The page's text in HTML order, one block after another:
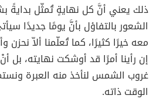
ذلك يعني أنَّ كل نهايةٍ تُمثّل بدايةً
الشعور بالتفاؤل بأنَّ يومًا جديدًا
معه خيرًا كثيرًا، كما تُعلّمنا ألاّ نحزن
إن رأينا أمرًا قد أوشكت نهايته، بل
غروب الشمس لنأخذ منه العبرة
الوقت ذاته.